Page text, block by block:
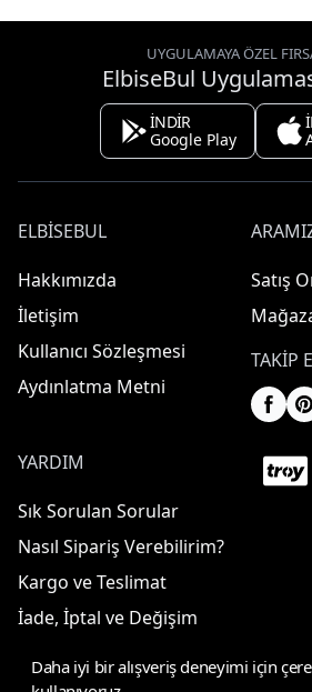
UYGULAMAYA ÖZEL
ElbiseBul
İNDİR
Google Play
ELBISEBUL
Hakkımızda
İletişim
Kullanıcı Sözleşmesi
Aydınlatma Metni
Satış
TAKIP
YARDIM
Sık Sorulan Sorular
Nasıl Sipariş Verebilirim?
Kargo ve Teslimat
İade, İptal ve Değişim
Daha iyi bir alışveriş deneyimi için